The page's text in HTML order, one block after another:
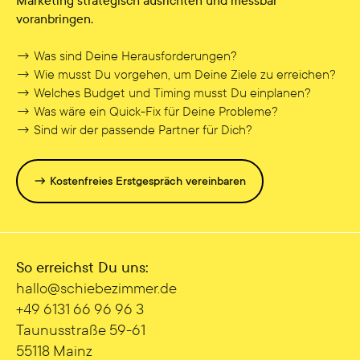
voranbringen.
→ Was sind Deine Herausforderungen?
→ Wie musst Du vorgehen, um Deine Ziele zu erreichen?
→ Welches Budget und Timing musst Du einplanen?
→ Was wäre ein Quick-Fix für Deine Probleme?
→ Sind wir der passende Partner für Dich?
→ Kostenfreies Erstgespräch vereinbaren
So erreichst Du uns:
hallo@sc hiebezimmer.de
+49 6131 66 96 96 3
Taunusstraße 59-61
55118 Mainz